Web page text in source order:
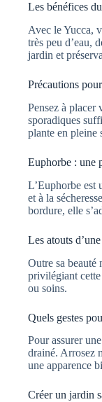
Les bénéfices
Avec le Yucca,
très peu d’eau,
jardin et
Précautions
Pensez à placer
sporadiques
plante en pleine
Euphorbe : une
L’Euphorbe est
et à la
bordure, elle
Les atouts
Outre sa beauté
privilégiant cette
ou soins.
Quels gestes
Pour assurer
drainé. Arrosez
une apparence
Créer un jardin